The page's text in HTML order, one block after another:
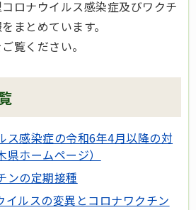
ロナウイルス感染症及びワクチ
まとめています。
覧ください。
ス感染症の令和6年4月以降の対
ホームページ）
ンの定期接種
イルスの変異とコロナワクチン